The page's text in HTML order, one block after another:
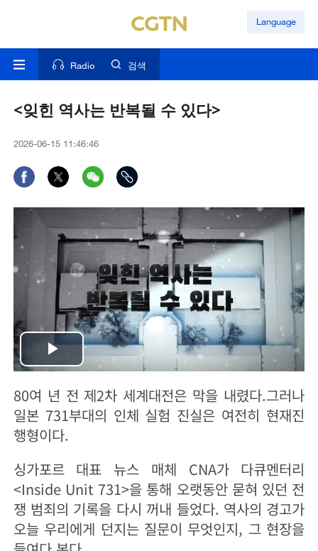
Language
Radio 검색
<잊힌 역사는 반복될 수 있다>
2026-06-15 11:46:46
Play
Video
80여 년 전 제2차 세계대전은 막을 내렸다.그러나
일본 731부대의 인체 실험 진실은 여전히 현재진
행형이다.
싱가포르 대표 뉴스 매체 CNA가 다큐멘터리
<Inside Unit 731>을 통해 오랫동안 묻혀 있던 전
쟁 범죄의 기록을 다시 꺼내 들었다. 역사의 경고가
오늘 우리에게 던지는 질문이 무엇인지, 그 현장을